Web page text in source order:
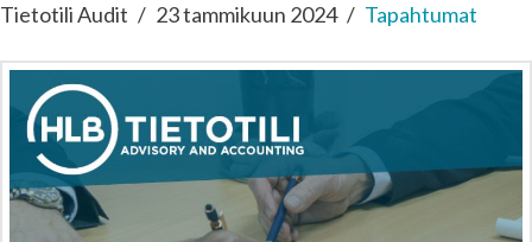
Tietotili Audit 23 tammikuun 2024 Tapahtumat